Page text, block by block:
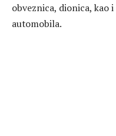
obveznica, dionica, kao
automobila.